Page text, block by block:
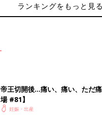
ランキングをもっと見る
帝王切開後…痛い、痛い、ただ
場 #81】
妊娠・出産